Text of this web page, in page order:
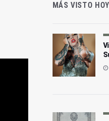
MÁS VISTO HOY